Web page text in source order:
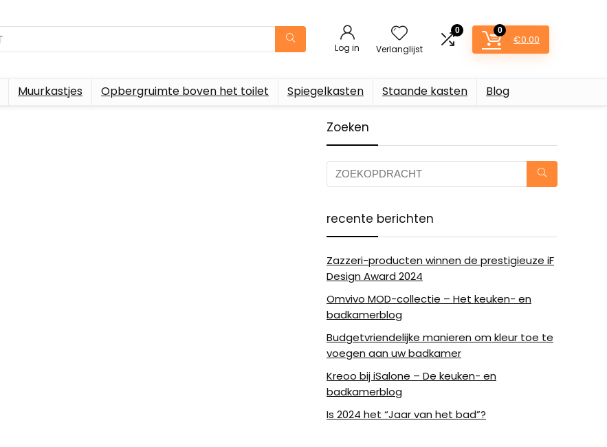
Log in Verlanglijst
0 0
€0.00
Muurkastjes Opbergruimte boven het toilet Spiegelkasten Staande kasten Blog
Zoeken
recente berichten
Zazzeri-producten winnen de prestigieuze iF
Design Award 2024
Omvivo MOD-collectie – Het keuken- en
badkamerblog
Budgetvriendelijke manieren om kleur toe te
voegen aan uw badkamer
Kreoo bij iSalone – De keuken- en
badkamerblog
Is 2024 het “Jaar van het bad”?